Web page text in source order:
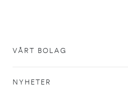
oss
VÅRT BOLAG
NYHETER